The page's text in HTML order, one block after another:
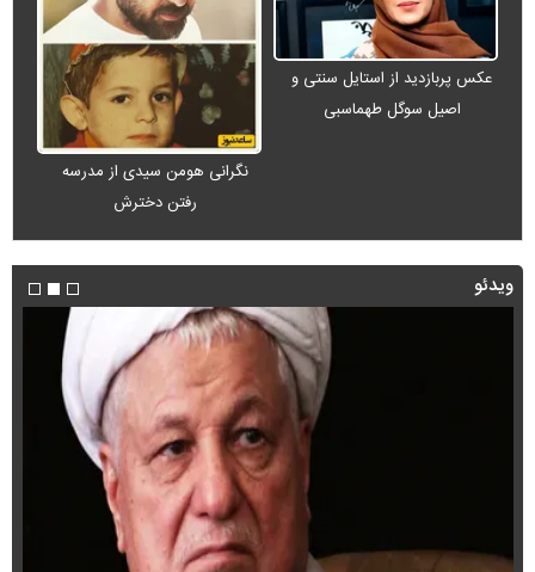
عکس پربازدید از استایل سنتی و
اصیل سوگل طهماسبی
نگرانی هومن سیدی از مدرسه
رفتن دخترش
ویدئو